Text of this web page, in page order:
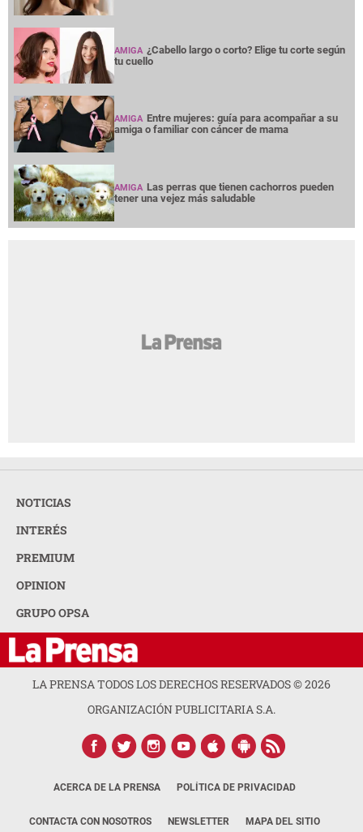
AMIGA ¿Cabello largo o corto? Elige tu corte según
tu cuello
AMIGA Entre mujeres: guía para acompañar a su
amiga o familiar con cáncer de mama
AMIGA Las perras que tienen cachorros pueden
tener una vejez más saludable
NOTICIAS
INTERÉS
PREMIUM
OPINION
GRUPO OPSA
LA PRENSA TODOS LOS DERECHOS RESERVADOS ©2026
ORGANIZACIÓN PUBLICITARIA S.A.
ACERCA DE LA PRENSA POLÍTICA DE PRIVACIDAD
CONTACTA CON NOSOTROS NEWSLETTER MAPA DEL SITIO